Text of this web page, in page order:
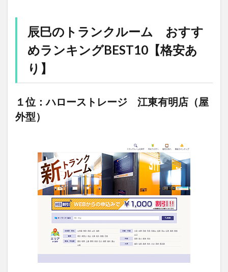
辰巳のトランクルーム おすす
めランキングBEST10【格安あ
り】
１位：ハローストレージ 江東有明店（屋
外型）